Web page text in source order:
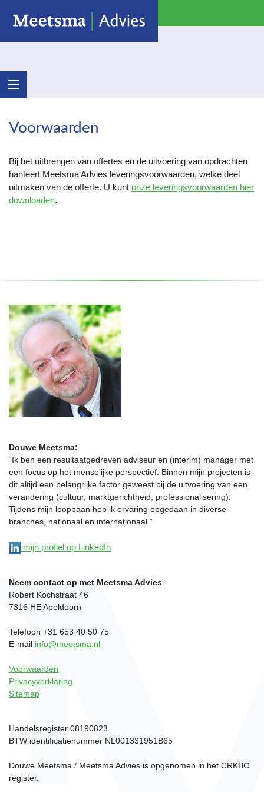
Voorwaarden
Bij het uitbrengen van offertes en de uitvoering van opdrachten
hanteert Meetsma Advies leveringsvoorwaarden, welke deel
uitmaken van de offerte. U kunt onze leveringsvoorwaarden hier
downloaden.
Douwe Meetsma:
“Ik ben een resultaatgedreven adviseur en (interim) manager met
een focus op het menselijke perspectief. Binnen mijn projecten is
dit altijd een belangrijke factor geweest bij de uitvoering van een
verandering (cultuur, marktgerichtheid, professionalisering).
Tijdens mijn loopbaan heb ik ervaring opgedaan in diverse
branches, nationaal en internationaal.”
mijn profiel op LinkedIn
Neem contact op met Meetsma Advies
Robert Kochstraat 46
7316 HE Apeldoorn
Telefoon +31 653 40 50 75
E-mail info@meetsma.nl
Voorwaarden
Privacyverklaring
Sitemap
Handelsregister 08190823
BTW identificatienummer NL001331951B65
Douwe Meetsma / Meetsma Advies is opgenomen in het CRKBO
register.